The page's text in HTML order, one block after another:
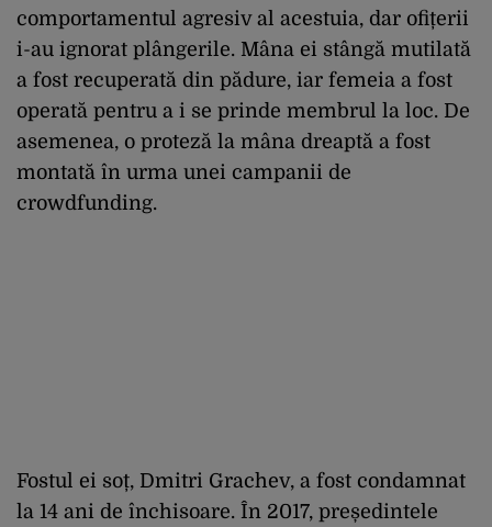
comportamentul agresiv al acestuia, dar ofițerii
i-au ignorat plângerile. Mâna ei stângă mutilată
a fost recuperată din pădure, iar femeia a fost
operată pentru a i se prinde membrul la loc. De
asemenea, o proteză la mâna dreaptă a fost
montată în urma unei campanii de
crowdfunding.
Fostul ei soț, Dmitri Grachev, a fost condamnat
la 14 ani de închisoare. În 2017, președintele